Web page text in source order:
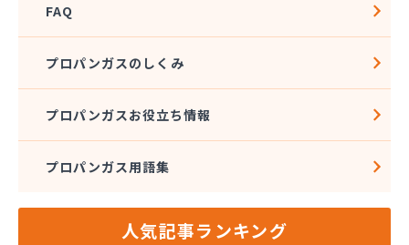
熊本石油株式会社 Dr・Drive 健軍エコ・ステー
ション
熊本石油株式会社 Dr・Drive 清水エコ・ステー
熊本石油株式会社 春日オートガス・スタンド
熊本石油株式会社 阿蘇充填所
熊本石油株式会社 宇土充填所
熊本石油株式会社 人吉充填・油槽所
熊本石油株式会社 人吉充填・油槽所
FAQ
プロパンガスのしくみ
プロパンガスお役立ち情報
プロパンガス用語集
人気記事ランキング